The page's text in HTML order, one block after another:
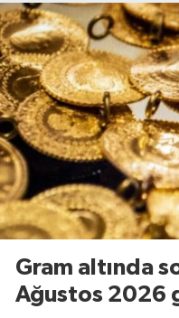
Gram altında
Ağustos 2026